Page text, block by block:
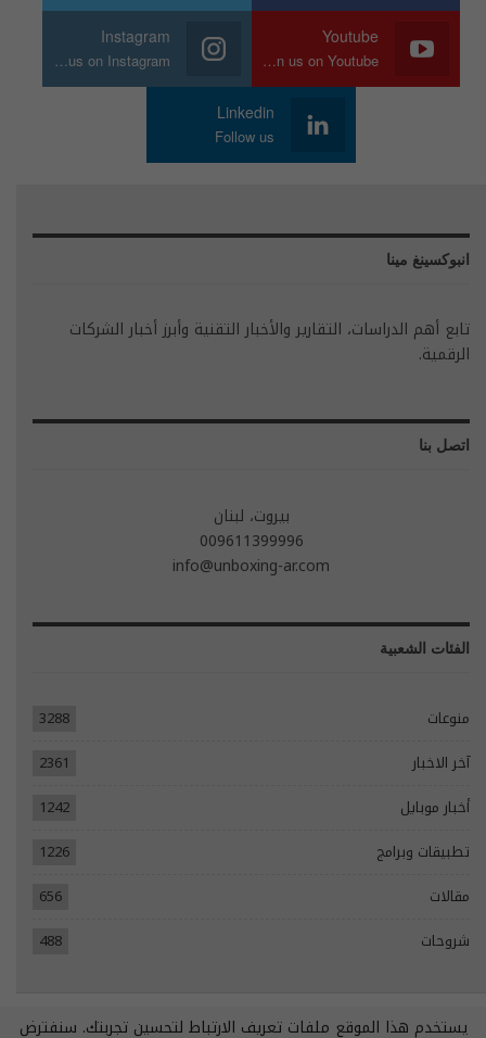
Youtube
Join us on Youtube
Instagram
Join us on Instagram
Linkedin
Follow us
انبوكسينغ مينا
تابع أهم الدراسات، التقارير والأخبار التقنية وأبرز أخبار الشركات
الرقمية.
اتصل بنا
بيروت، لبنان
009611399996
info@unboxing-ar.com
الفئات الشعبية
منوعات
3288
آخر الاخبار
2361
أخبار موبايل
1242
تطبيقات وبرامج
1226
مقالات
656
شروحات
488
يستخدم هذا الموقع ملفات تعريف الارتباط لتحسين تجربتك. سنفترض